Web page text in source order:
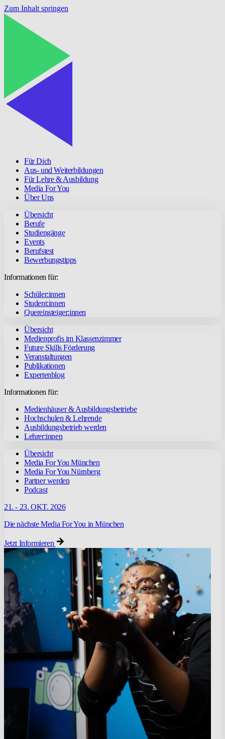
Zum Inhalt springen
Für Dich
Aus- und Weiterbildungen
Für Lehre & Ausbildung
Media For You
Über Uns
Übersicht
Berufe
Studiengänge
Events
Berufstest
Bewerbungstipps
Informationen für:
Schüler:innen
Student:innen
Quereinsteiger:innen
Übersicht
Medienprofis im Klassenzimmer
Future Skills Förderung
Veranstaltungen
Publikationen
Expertenblog
Informationen für:
Medienhäuser & Ausbildungsbetriebe
Hochschulen & Lehrende
Ausbildungsbetrieb werden
Lehrer:innen
Übersicht
Media For You München
Media For You Nürnberg
Partner werden
Podcast
21. - 23. OKT. 2026
Die nächste Media For You in München
Jetzt Informieren